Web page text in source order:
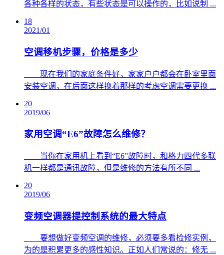
各种各样的状态，有些状态是可以操作的，比如说制 ...
18
2021/01
空调移机步骤，价格是多少
​ 现在我们的家庭条件好，家家户户都会在卧室里面
安装空调，在后面这样换着那样的考虑空调需要更换 ...
20
2019/06
家用空调“E6”故障怎么维修？
​ 当你在家用机上看到“E6”故障时，和格力四代多联
机一样都是通讯故障，但是维修的方法有所不同 ...
20
2019/06
变频空调器提控制系统的最大特点
​ 要想做好变频空调的维修，必须要多看检修实例，
为的是积累更多的感性知识。正如人们常说的：修无 ...